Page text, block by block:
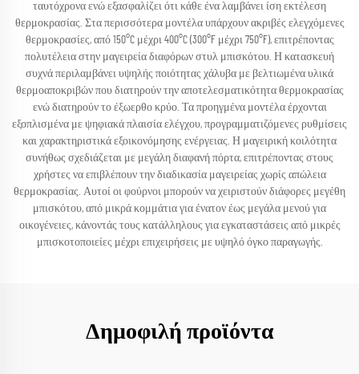
ταυτόχρονα ενώ εξασφαλίζει ότι κάθε ένα λαμβάνει ίση εκτέλεση
θερμοκρασίας. Στα περισσότερα μοντέλα υπάρχουν ακριβές ελεγχόμενες
θερμοκρασίες, από 150°C μέχρι 400°C (300°F μέχρι 750°F), επιτρέποντας
πολυτέλεια στην μαγειρεία διαφόρων στυλ μπισκότου. Η κατασκευή
συχνά περιλαμβάνει υψηλής ποιότητας χάλυβα με βελτιωμένα υλικά
θερμοαποκριβών που διατηρούν την αποτελεσματικότητα θερμοκρασίας
ενώ διατηρούν το έξωερθο κρύο. Τα προηγμένα μοντέλα έρχονται
εξοπλισμένα με ψηφιακά πλαισία ελέγχου, προγραμματιζόμενες ρυθμίσεις
και χαρακτηριστικά εξοικονόμησης ενέργειας. Η μαγειρική κοιλότητα
συνήθως σχεδιάζεται με μεγάλη διαφανή πόρτα, επιτρέποντας στους
χρήστες να επιβλέπουν την διαδικασία μαγειρείας χωρίς απώλεια
θερμοκρασίας. Αυτοί οι φούρνοι μπορούν να χειριστούν διάφορες μεγέθη
μπισκότου, από μικρά κομμάτια για ένατον έως μεγάλα μενού για
οικογένειες, κάνοντάς τους κατάλληλους για εγκαταστάσεις από μικρές
μπισκοτοποιείες μέχρι επιχειρήσεις με υψηλό όγκο παραγωγής.
Δημοφιλή προϊόντα